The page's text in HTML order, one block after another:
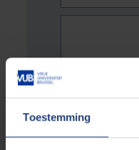
Toestemming